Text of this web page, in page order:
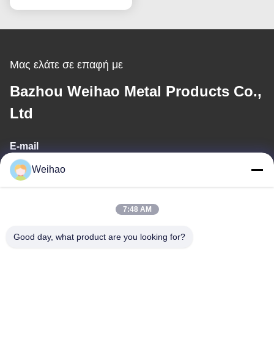
Μας ελάτε σε επαφή με
Bazhou Weihao Metal Products Co.,
Ltd
E-mail
408690175@qq.com
Διεύθυνση
Weihao
7:48 AM
Good day, what product are you looking for?